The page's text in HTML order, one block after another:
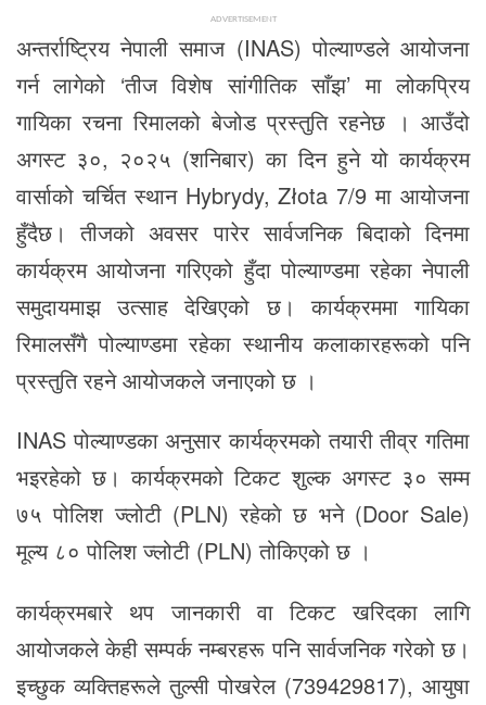
ADVERTISEMENT
अन्तर्राष्ट्रिय नेपाली समाज (INAS) पोल्याण्डले आयोजना
गर्न लागेको ‘तीज विशेष सांगीतिक साँझ’ मा लोकप्रिय
गायिका रचना रिमालको बेजोड प्रस्तुति रहनेछ । ​आउँदो
अगस्ट ३०, २०२५ (शनिबार) का दिन हुने यो कार्यक्रम
वार्साको चर्चित स्थान Hybrydy, Złota 7/9 मा आयोजना
हुँदैछ। तीजको अवसर पारेर सार्वजनिक बिदाको दिनमा
कार्यक्रम आयोजना गरिएको हुँदा पोल्याण्डमा रहेका नेपाली
समुदायमाझ उत्साह देखिएको छ। कार्यक्रममा गायिका
रिमालसँगै पोल्याण्डमा रहेका स्थानीय कलाकारहरूको पनि
प्रस्तुति रहने आयोजकले जनाएको छ ।
​INAS पोल्याण्डका अनुसार कार्यक्रमको तयारी तीव्र गतिमा
भइरहेको छ। कार्यक्रमको टिकट शुल्क अगस्ट ३० सम्म
७५ पोलिश ज्लोटी (PLN) रहेकाे छ भने (Door Sale)
मूल्य ८० पोलिश ज्लोटी (PLN) तोकिएको छ ।
​कार्यक्रमबारे थप जानकारी वा टिकट खरिदका लागि
आयोजकले केही सम्पर्क नम्बरहरू पनि सार्वजनिक गरेको छ।
इच्छुक व्यक्तिहरूले तुल्सी पोखरेल (739429817), आयुषा